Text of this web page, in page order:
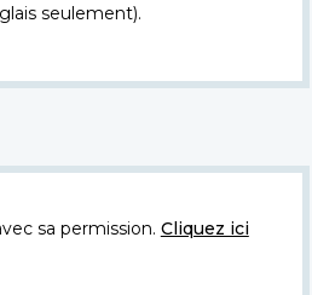
seulement).
sa permission. Cliquez ici